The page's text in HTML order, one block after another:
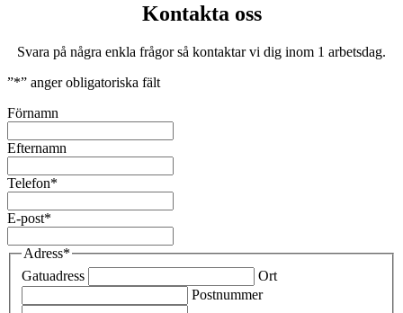
Kontakta oss
Svara på några enkla frågor så kontaktar vi dig inom 1 arbetsdag.
”*” anger obligatoriska fält
Förnamn
Efternamn
Telefon*
E-post*
Adress*
Gatuadress
Ort
Postnummer